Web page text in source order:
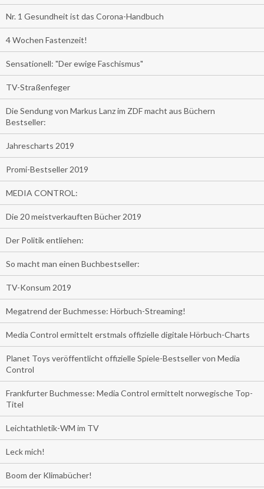
Nr. 1 Gesundheit ist das Corona-Handbuch
4 Wochen Fastenzeit!
Sensationell: "Der ewige Faschismus"
TV-Straßenfeger
Die Sendung von Markus Lanz im ZDF macht aus Büchern
Bestseller:
Jahrescharts 2019
Promi-Bestseller 2019
MEDIA CONTROL:
Die 20 meistverkauften Bücher 2019
Der Politik entliehen:
So macht man einen Buchbestseller:
TV-Konsum 2019
Megatrend der Buchmesse: Hörbuch-Streaming!
Media Control ermittelt erstmals offizielle digitale Hörbuch-Charts
Planet Toys veröffentlicht offizielle Spiele-Bestseller von Media
Control
Frankfurter Buchmesse: Media Control ermittelt norwegische Top-
Titel
Leichtathletik-WM im TV
Leck mich!
Boom der Klimabücher!